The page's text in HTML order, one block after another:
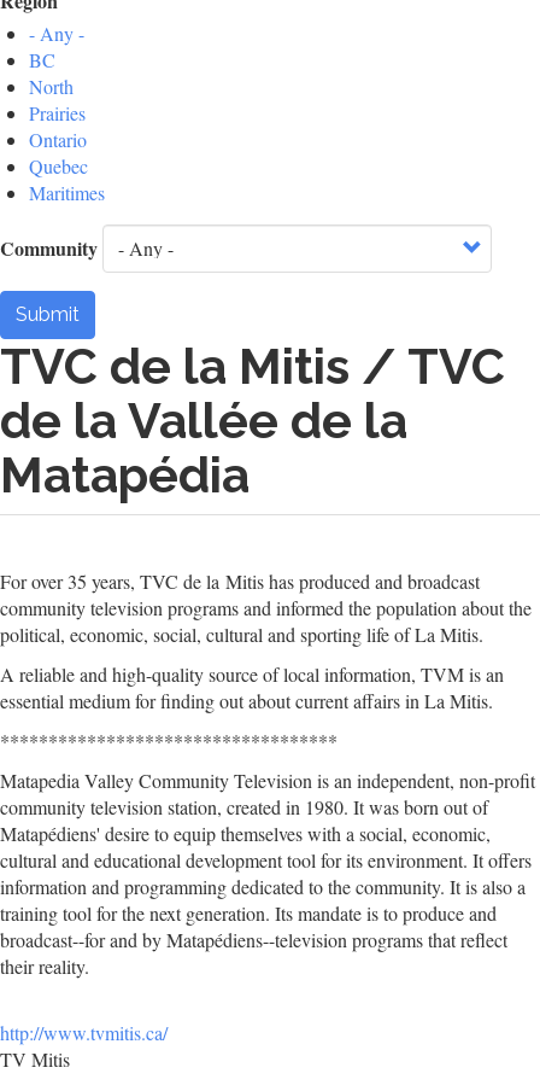
- Any -
BC
North
Prairies
Ontario
Quebec
Maritimes
Community
Submit
TVC de la Mitis / TVC
de la Vallée de la
Matapédia
For over 35 years, TVC de la Mitis has produced and broadcast
community television programs and informed the population about the
political, economic, social, cultural and sporting life of La Mitis.
A reliable and high-quality source of local information, TVM is an
essential medium for finding out about current affairs in La Mitis.
***********************************
Matapedia Valley Community Television is an independent, non-profit
community television station, created in 1980. It was born out of
Matapédiens' desire to equip themselves with a social, economic,
cultural and educational development tool for its environment. It offers
information and programming dedicated to the community. It is also a
training tool for the next generation. Its mandate is to produce and
broadcast--for and by Matapédiens--television programs that reflect
their reality.
http://www.tvmitis.ca/
TV Mitis